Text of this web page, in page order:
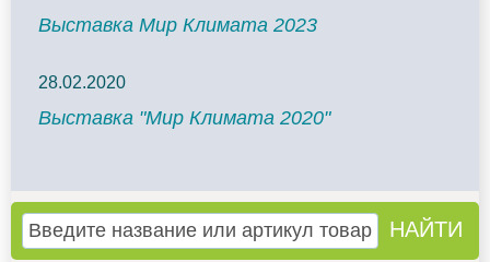
Выставка Мир Климата 2023
28.02.2020
Выставка "Мир Климата 2020"